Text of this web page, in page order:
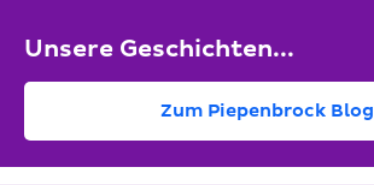
Unsere Geschichten...
Zum Piepenbrock Blog